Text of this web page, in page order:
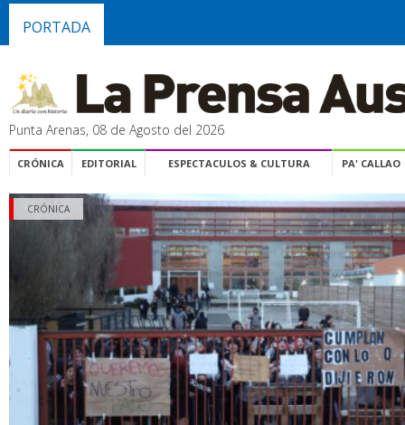
PORTADA
Punta Arenas, 08 de Agosto del 2026
CRÓNICA EDITORIAL ESPECTACULOS & CULTURA PA' CALLAO
CRÓNICA